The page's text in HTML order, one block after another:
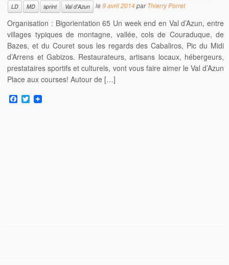
LD
MD sprint Val d'Azun le9 avril 2014parThierry Porret
Organisation : Bigorientation 65 Un week end en Val d’Azun, entre
villages typiques de montagne, vallée, cols de Couraduque, de
Bazes, et du Couret sous les regards des Cabaliros, Pic du Midi
d’Arrens et Gabizos. Restaurateurs, artisans locaux, hébergeurs,
prestataires sportifs et culturels, vont vous faire aimer le Val d’Azun
Place aux courses! Autour de […]
F
a
T
w